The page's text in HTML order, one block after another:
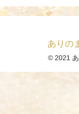
ありの
© 2021 あ